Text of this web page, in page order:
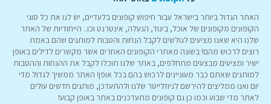
האתר הגדול ביותר בישראל עבור חיפוש קופונים בלעדיים, יש לנו את כל סוגי
הקופונים מקופונים של אוכל, ביגוד, הנעלה, אינטרנט וכו.. הייחודיות של האתר
שלנו היא שאנו מציעים לגולשים לקבל הנחות והטבות למותגים שהם באמת
רוצים לרכוש מהם! בשונה מאתרי הקופונים האחרים אשר מקשרים לדילים באופן
ישיר ומציעים מבצעים מתחלפים, באתר שלנו תוכלו לקבל את ההנחות וההטבות
למותגים שאתם כבר מעוניינים לרכוש בהם בכל אופן! האתר ממשיך לגדול מדי
יום ואנו ממליצים להירשם לניוזלייטר שלנו ולהתעדכן, מותגים חדשים עולים
לאתר מדי שבוע וכמו כן גם קופונים מתעדכנים באתר באופן קבוע!